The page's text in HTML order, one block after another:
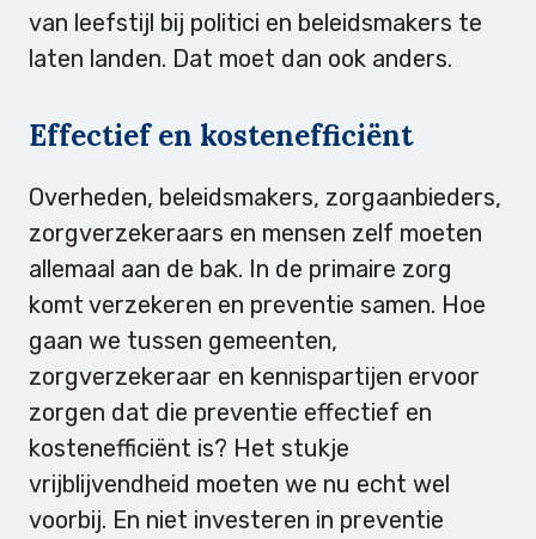
van leefstijl bij politici en beleidsmakers te
laten landen. Dat moet dan ook anders.
Effectief en kostenefficiënt
Overheden, beleidsmakers, zorgaanbieders,
zorgverzekeraars en mensen zelf moeten
allemaal aan de bak. In de primaire zorg
komt verzekeren en preventie samen. Hoe
gaan we tussen gemeenten,
zorgverzekeraar en kennispartijen ervoor
zorgen dat die preventie effectief en
kostenefficiënt is? Het stukje
vrijblijvendheid moeten we nu echt wel
voorbij. En niet investeren in preventie